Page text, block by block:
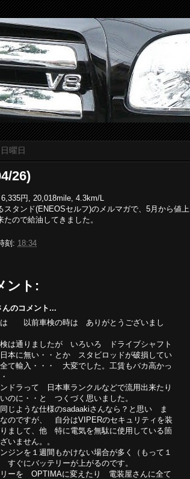
曜日
26)
円, 20,018mile, 4.3km/L
スタンド(ENEOSセルフ)のメルマガで、5月から値上
ので給油してきました。
刻: 18:34
ント:
んのコメント...
は 以前車検の時は ありがとうございまし
は通りましたが いろいろ ドライブシャフト
本に無い・・とか スタビロッドが破損してい
て輸入・・・ 大変でした。工賃もバカ高かっ
・
ドラって 日本車ランクルなどで流用出来たり
のに・・と つくづく思いました。
じような仕様のsadaakiさんなら？と思い ま
のですが、 自分はVIPERのセキュリティを装
まして、他 特に電気を無駄に使用している箇
いません。。
ジンを１週間もかけない場合が多く（もって１
すぐにバッテリーが上がるのです。
ーを OPTIMAに変えたり 電装屋さんに全て